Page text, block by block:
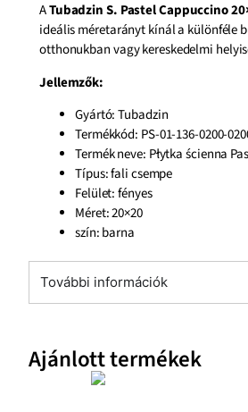
ATubadzin S. Pastel Cappuccino
ideális méretarányt kínál a különféle
otthonukban vagy kereskedelmi
Jellemzők:
Gyártó: Tubadzin
Termékkód: PS-01-136-0200-
Termék neve: Płytka ścienna
Típus: fali csempe
Felület: fényes
Méret: 20×20
szín: barna
További információk
Ajánlott termékek